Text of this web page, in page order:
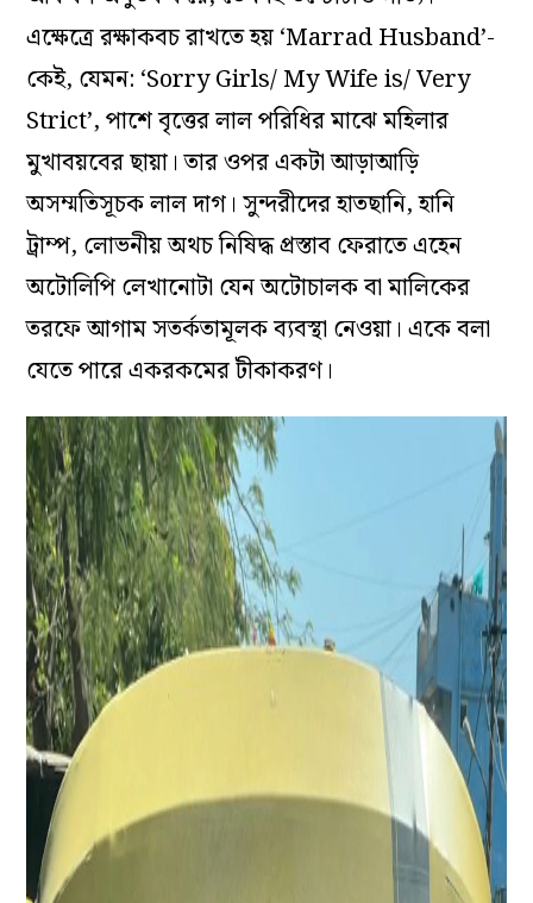
এক্ষেত্রে রক্ষাকবচ রাখতে হয় ‘Marrad Husband’-
কেই, যেমন: ‘Sorry Girls/ My Wife is/ Very
Strict’, পাশে বৃত্তের লাল পরিধির মাঝে মহিলার
মুখাবয়বের ছায়া। তার ওপর একটা আড়াআড়ি
অসম্মতিসূচক লাল দাগ। সুন্দরীদের হাতছানি, হানি
ট্রাম্প, লোভনীয় অথচ নিষিদ্ধ প্রস্তাব ফেরাতে এহেন
অটোলিপি লেখানোটা যেন অটোচালক বা মালিকের
তরফে আগাম সতর্কতামূলক ব‌্যবস্থা নেওয়া। একে বলা
যেতে পারে একরকমের টীকাকরণ।